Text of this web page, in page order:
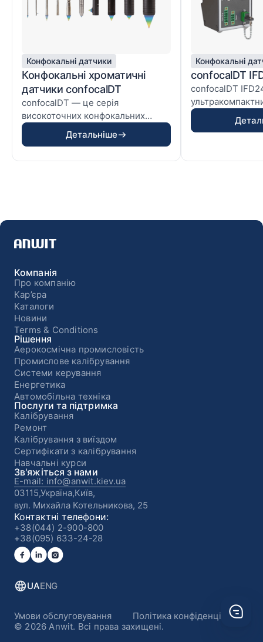
Конфокальні датчики
Конфокальні хроматичні
датчики confocalDT
confocalDT — це серія
високоточних конфокальних
сенсорів Micro‑Epsilon з хромати...
Детальніше
Конфокальні
confocalDT
confocalDT
конфокальний
Компанія
Про компанію
Кар’єра
Каталоги
Новини
Terms & Conditions
Рішення
Аерокосмічна промисловість
Промислове калібрування
Системи керування
Енергетика
Автомобільна техніка
Послуги та підтримка
Калібрування
Ремонт
Калібрування з виїздом
Сертифікати з калібрування
Навчальні курси
Зв'яжіться з нами
E-mail: info@anwit.kiev.ua
03115,Україна,Київ,
вул. Михайла Котельникова, 25
Контактні телефони:
+38(044) 2-900-800
+38(095) 633-24-28
UAENG
© 2026 Anwit. Всі права захищені.
Умови обслуговування Політика конфіденційності